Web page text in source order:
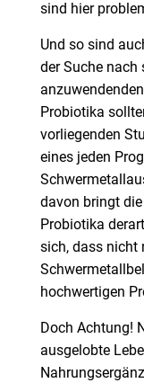
sind hier
Und so sind
der Suche
Probiotika
vorliegenden
eines jeden
davon bringt
Probiotika
sich, dass nicht
hochwertigen
Doch Achtung!
ausgelobte